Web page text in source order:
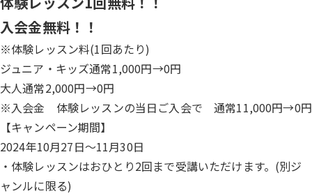
入会金無料！！
※体験レッスン料(1回あたり)
ジュニア・キッズ通常1,000円→0円
大人通常2,000円→0円
※入会金 体験レッスンの当日ご入会で 通常11,000円→0円
【キャンペーン期間】
2024年10月27日～11月30日
・体験レッスンはおひとり2回まで受講いただけます。(別ジ
ャンルに限る)